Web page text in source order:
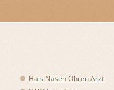
Hals Nasen Ohren Arzt